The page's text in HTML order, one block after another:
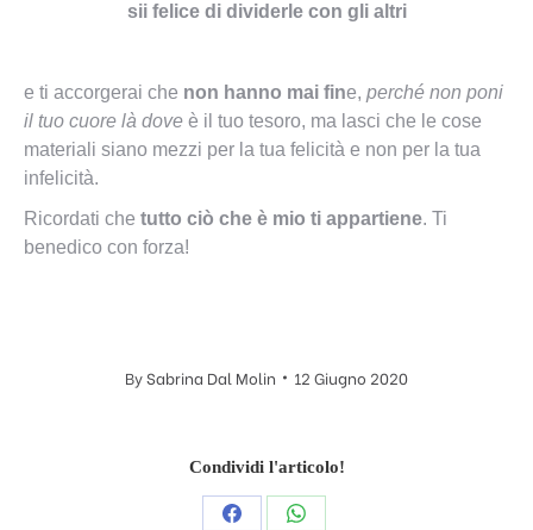
sii felice di dividerle con gli altri
e ti accorgerai che non hanno mai fine, perché non poni
il tuo cuore là dove è il tuo tesoro, ma lasci che le cose
materiali siano mezzi per la tua felicità e non per la tua
infelicità.
Ricordati che tutto ciò che è mio ti appartiene. Ti
benedico con forza!
BySabrina Dal Molin 12 Giugno 2020
Condividi l'articolo!